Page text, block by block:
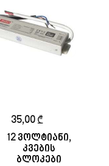
35,00₾
12 ვოლტიანი,
კვების
ბლოკები